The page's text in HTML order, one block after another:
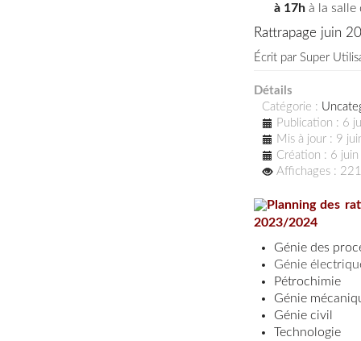
à 17h à la salle
Rattrapage juin
Écrit par Super
Détails
Catégorie :
Publication : 6
Mis à jour : 9
Création : 6
Affichages :
Planning des
2023/2024
Génie des
Génie
Pétrochimie
Génie
Génie civil
Technologie